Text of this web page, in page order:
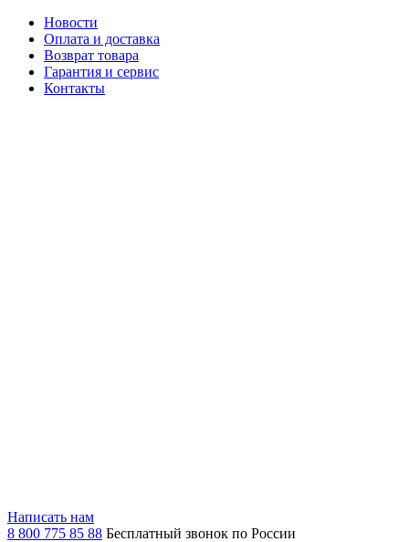
Новости
Оплата и доставка
Возврат товара
Гарантия и сервис
Контакты
Написать нам
8 800 775 85 88 Бесплатный звонок по России